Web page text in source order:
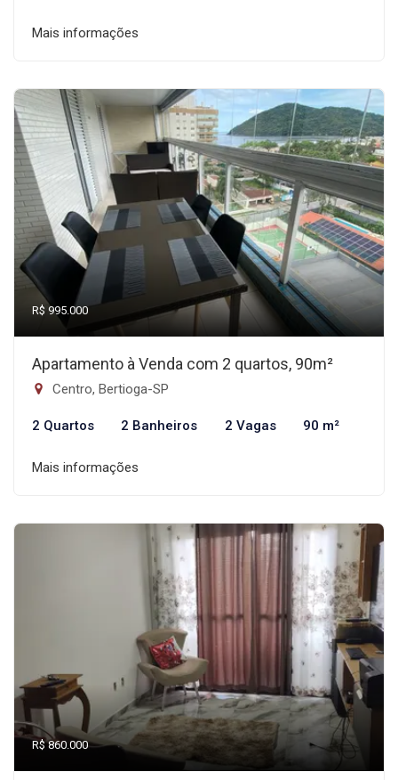
Mais informações
R$ 995.000
Apartamento à Venda com 2 quartos, 90m²
Centro, Bertioga-SP
2 Quartos 2 Banheiros 2 Vagas 90 m²
Mais informações
R$ 860.000